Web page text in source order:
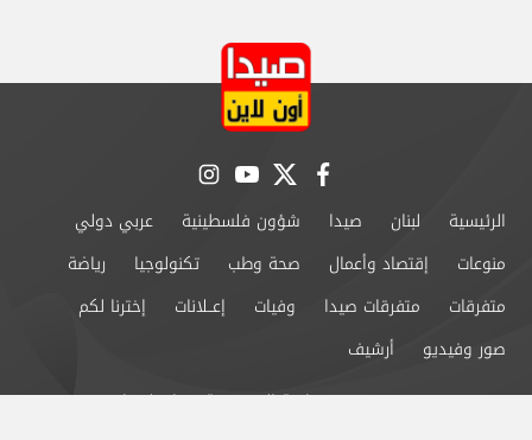
facebook
twitter
youtube
instagram
الرئيسية لبنان صيدا شؤون فلسطينية
عربي دولي
منوعات
إقتصاد وأعمال صحة وطب تكنولوجيا
رياضة
متفرقات
متفرقات صيدا وفيات إعــلانات
إخترنا لكم
صور وفيديو
أرشيف
من نحن
سياسة الخصوصية اتصل بنا